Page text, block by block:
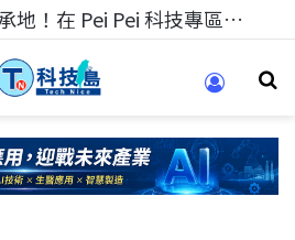
科技人的經驗傳承地！在 Pei Pei 科技專區，與學弟妹交流最硬核的技術